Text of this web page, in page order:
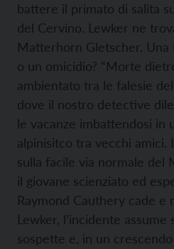
battere il primato di salita
del Cervino. Lewker ne
Matterhorn Gletscher. Una
o un omicidio? “Morte
ambientato tra le falesie
dove il nostro detective
le vacanze imbattendosi in
alpinisitco tra vecchi amici.
sulla facile via normale del
il giovane scienziato ed
Raymond Cauthery cade e
Lewker, l’incidente
sospette e, in un